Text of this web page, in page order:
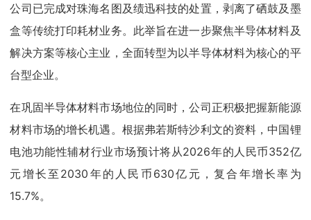
公司已完成对珠海名图及绩迅科技的处置，剥离了硒鼓及墨
盒等传统打印耗材业务。此举旨在进一步聚焦半导体材料及
解决方案等核心主业，全面转型为以半导体材料为核心的平
台型企业。
在巩固半导体材料市场地位的同时，公司正积极把握新能源
材料市场的增长机遇。根据弗若斯特沙利文的资料，中国锂
电池功能性辅材行业市场预计将从2026年的人民币352亿
元增长至2030年的人民币630亿元，复合年增长率为
15.7%。